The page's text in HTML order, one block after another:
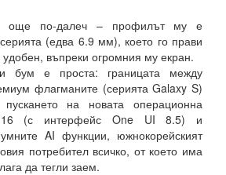
още по-далеч – профилът му е
(едва 6.9 мм), което го прави
въпреки огромния му екран.
бум е проста: границата между
флагманите (серията Galaxy S)
на новата операционна
16 (с интерфейс One UI 8.5) и
AI функции, южнокорейският
потребител всичко, от което има
да тегли заем.